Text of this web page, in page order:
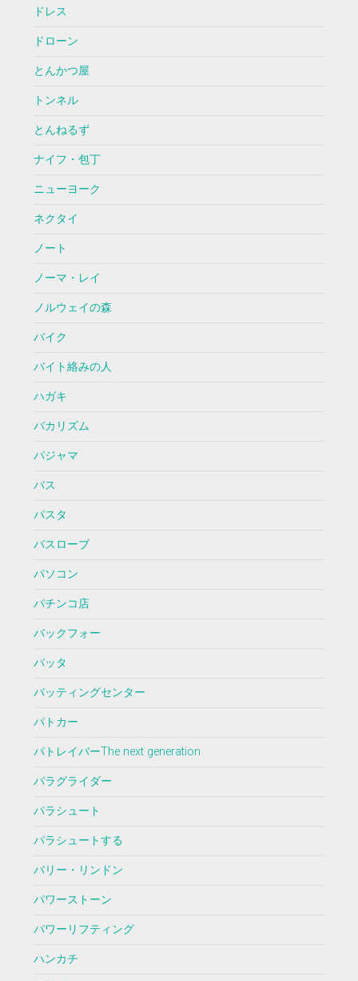
ドレス
ドローン
とんかつ屋
トンネル
とんねるず
ナイフ・包丁
ニューヨーク
ネクタイ
ノート
ノーマ・レイ
ノルウェイの森
バイク
バイト絡みの人
ハガキ
バカリズム
パジャマ
バス
パスタ
バスローブ
パソコン
パチンコ店
バックフォー
バッタ
バッティングセンター
パトカー
パトレイバーThe next generation
パラグライダー
パラシュート
パラシュートする
バリー・リンドン
パワーストーン
パワーリフティング
ハンカチ